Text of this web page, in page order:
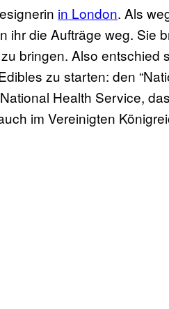
in London. Als
ihr die Aufträge weg. Sie
bringen. Also entschied
zu starten: den
Health Service,
im Vereinigten